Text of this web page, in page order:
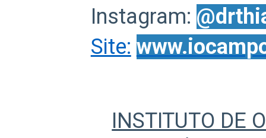
Instagram:
Site:
INSTITUTO DE